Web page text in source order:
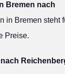
Bremen nach
in Bremen steht
Preise.